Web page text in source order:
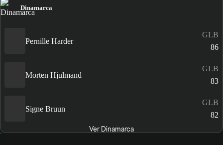
Dinamarca
Pernille Harder
GLB
86
Morten Hjulmand
GLB
83
Signe Bruun
GLB
82
Ver Dinamarca